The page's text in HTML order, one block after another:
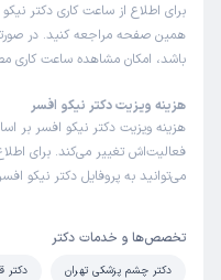
برای اطلاع از ساعت کاری دکتر
همین صفحه مراجعه کنید. در
باشد، امکان مشاهده ساعت کاری
هزینه ویزیت دکتر نیکو افسر
هزینه ویزیت دکتر نیکو افسر
فعالیت‌اش تغییر می‌کند. برای
می‌توانید به پروفایل دکتر نیکو
تخصص‌ها و خدمات دکتر
دکتر چشم پزشکی تهران دکتر